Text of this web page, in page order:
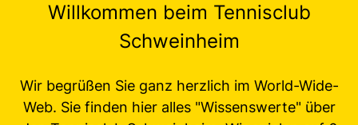
Willkommen beim Tennisclub
Schweinheim
Wir begrüßen Sie ganz herzlich im World-Wide-
Web. Sie finden hier alles "Wissenswerte" über